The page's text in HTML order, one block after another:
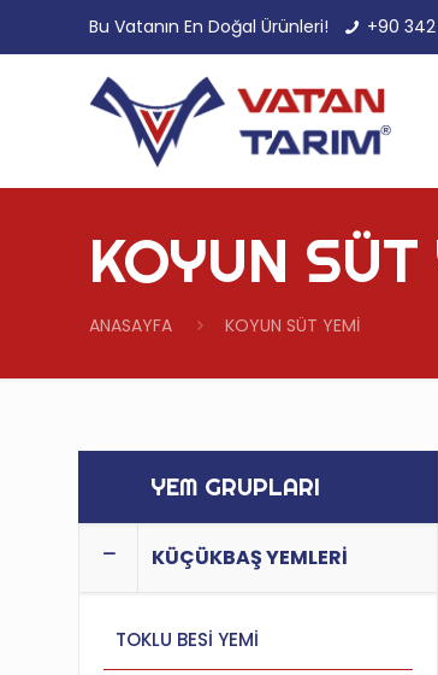
Bu Vatanın En Doğal Ürünleri! +90 342
KOYUN SÜT
ANASAYFA KOYUN SÜT YEMİ
YEM GRUPLARI
KÜÇÜKBAŞ YEMLERİ
TOKLU BESİ YEMİ